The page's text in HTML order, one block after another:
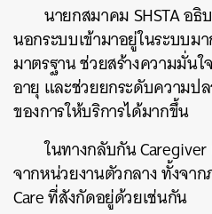
นายกสมาคม SHSTA อธิ
นอกระบบเข้ามาอยู่ในระบบม
มาตรฐาน ช่วยสร้างความมั่น
อายุ และช่วยยกระดับความป
ของการให้บริการได้มากขึ้น
ในทางกลับกัน
จากหน่วยงานตัวกลาง ทั้งจา
Care ที่สังกัดอยู่ด้วยเช่นกัน